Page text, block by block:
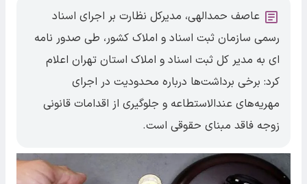
عاصف حمدالهی، مدیرکل نظارت بر اجرای اسناد
رسمی سازمان ثبت اسناد و املاک کشور، طی صدور نامه
ای به مدیر کل ثبت اسناد و املاک استان تهران اعلام
کرد: برخی برداشت‌ها درباره محدودیت در اجرای
مهریه‌های عندالاستطاعه و جلوگیری از اقدامات قانونی
زوجه فاقد مبنای حقوقی است.